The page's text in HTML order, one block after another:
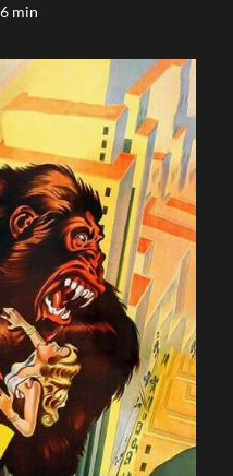
min